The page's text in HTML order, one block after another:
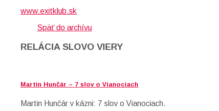
www.exitklub.sk
Späť do archívu
RELÁCIA SLOVO VIERY
Martin Hunčár – 7 slov o Vianociach
Martin Hunčár v kázni: 7 slov o Vianociach.